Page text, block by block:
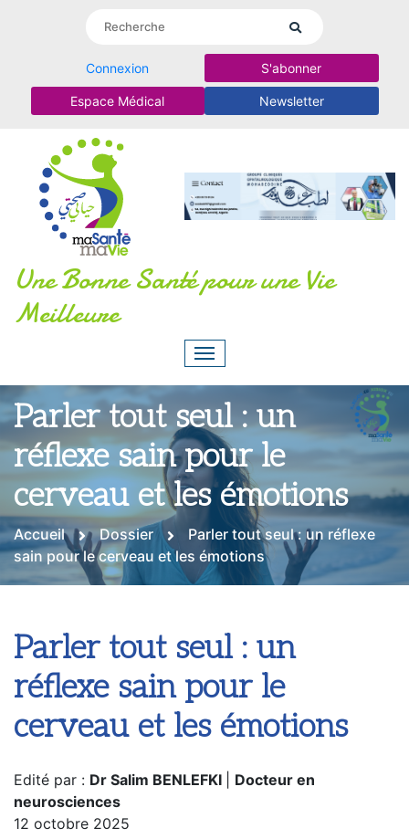
Connexion S'abonner
Espace Médical Newsletter
Une Bonne Santé pour une Vie
Meilleure
Parler tout seul : un
réflexe sain pour le
cerveau et les émotions
Accueil Dossier
Parler tout seul : un réflexe
sain pour le cerveau et les émotions
Parler tout seul : un
réflexe sain pour le
cerveau et les émotions
Edité par : Dr Salim BENLEFKI
Docteur en
neurosciences
12 octobre 2025